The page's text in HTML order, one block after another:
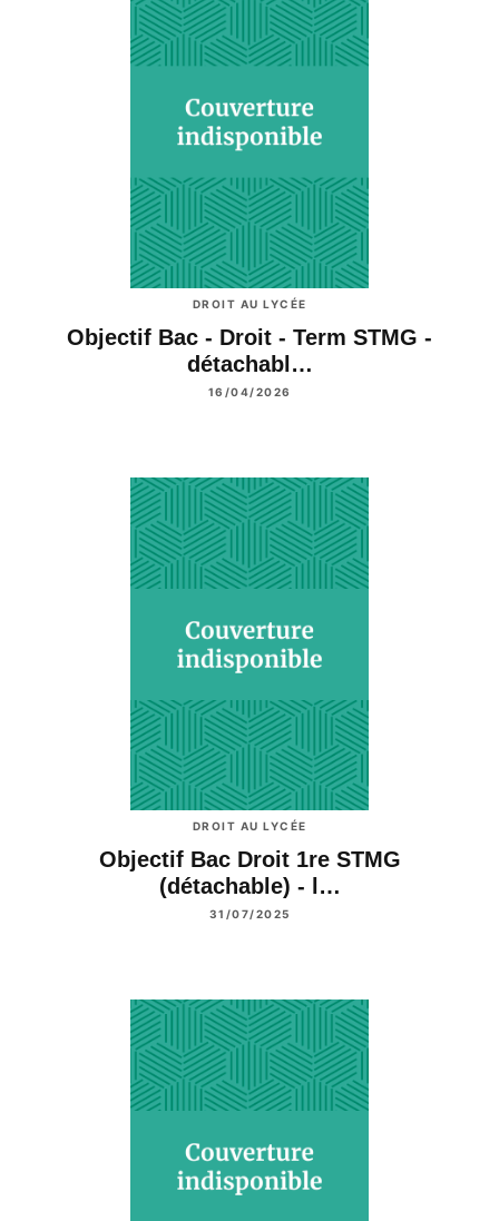
DROIT AU LYCÉE
Objectif Bac - Droit - Term STMG -
détachabl…
16/04/2026
DROIT AU LYCÉE
Objectif Bac Droit 1re STMG
(détachable) - l…
31/07/2025